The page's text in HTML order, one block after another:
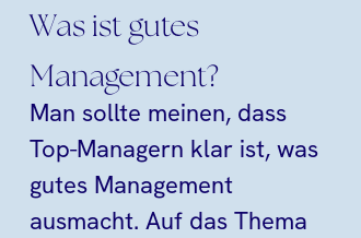
Was ist gutes
Management?
Man sollte meinen, dass
Top-Managern klar ist, was
gutes Management
ausmacht. Auf das Thema